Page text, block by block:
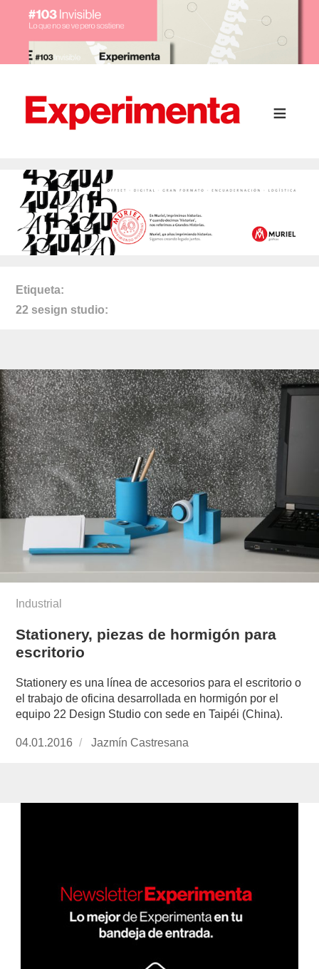
Etiqueta
22 sesign studio
Industrial
Stationery, piezas de hormigón para
escritorio
Stationery es una línea de accesorios para el escritorio o
el trabajo de oficina desarrollada en hormigón por el
equipo 22 Design Studio con sede en Taipéi (China).
Publicado
04.01.2016
https://www.experimenta.es/author/jazmin-
Jazmín Castresana